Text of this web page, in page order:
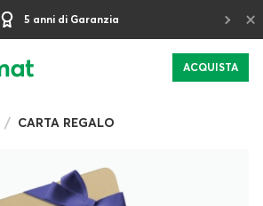
30-giorni Periodo di Prova ×
ACQUISTA
CARTA REGALO